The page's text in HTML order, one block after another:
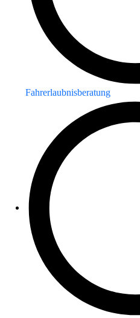
Fahrerlaubnisberatung